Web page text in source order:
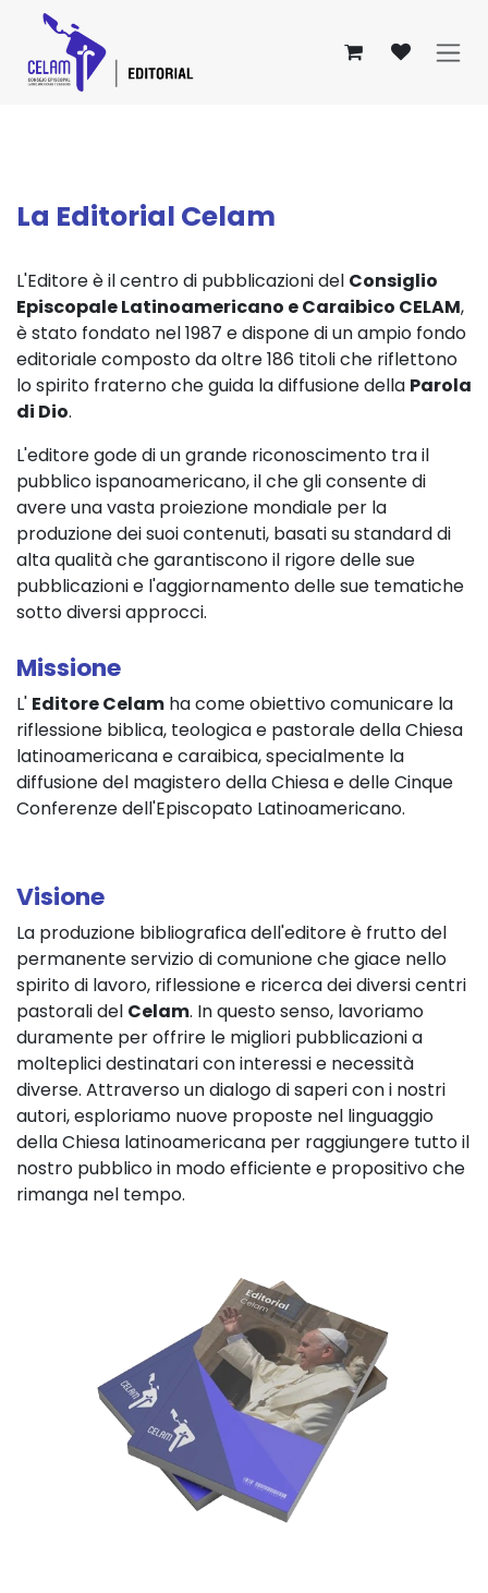
Passa al contenuto
La Editorial Celam
L'Editore è il centro di pubblicazioni del Consiglio
Episcopale Latinoamericano e Caraibico CELAM,
è stato fondato nel 1987 e dispone di un ampio fondo
editoriale composto da oltre 186 titoli che riflettono
lo spirito fraterno che guida la diffusione della Parola
di Dio.
L'editore gode di un grande riconoscimento tra il
pubblico ispanoamericano, il che gli consente di
avere una vasta proiezione mondiale per la
produzione dei suoi contenuti, basati su standard di
alta qualità che garantiscono il rigore delle sue
pubblicazioni e l'aggiornamento delle sue tematiche
sotto diversi approcci.
Missione
L' Editore Celam ha come obiettivo comunicare la
riflessione biblica, teologica e pastorale della Chiesa
latinoamericana e caraibica, specialmente la
diffusione del magistero della Chiesa e delle Cinque
Conferenze dell'Episcopato Latinoamericano.
Visione
La produzione bibliografica dell'editore è frutto del
permanente servizio di comunione che giace nello
spirito di lavoro, riflessione e ricerca dei diversi centri
pastorali del Celam. In questo senso, lavoriamo
duramente per offrire le migliori pubblicazioni a
molteplici destinatari con interessi e necessità
diverse. Attraverso un dialogo di saperi con i nostri
autori, esploriamo nuove proposte nel linguaggio
della Chiesa latinoamericana per raggiungere tutto il
nostro pubblico in modo efficiente e propositivo che
rimanga nel tempo.